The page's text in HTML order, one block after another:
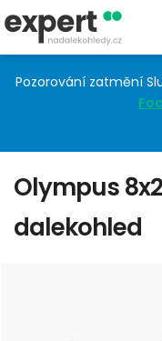
Pozorování zatmění
Olympus
dalekohled